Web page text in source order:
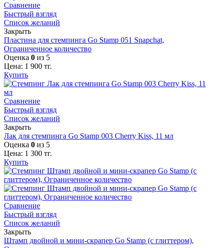
Сравнение
Быстрый взгляд
Список желаний
Закрыть
Пластина для стемпинга Go Stamp 051 Snapchat,
Ограниченное количество
Оценка 0 из 5
Цена: 1 900 тг.
Купить
Сравнение
Быстрый взгляд
Список желаний
Закрыть
Лак для стемпинга Go Stamp 003 Cherry Kiss, 11 мл
Оценка 0 из 5
Цена: 1 300 тг.
Купить
Сравнение
Быстрый взгляд
Список желаний
Закрыть
Штамп двойной и мини-скрапер Go Stamp (с глиттером),